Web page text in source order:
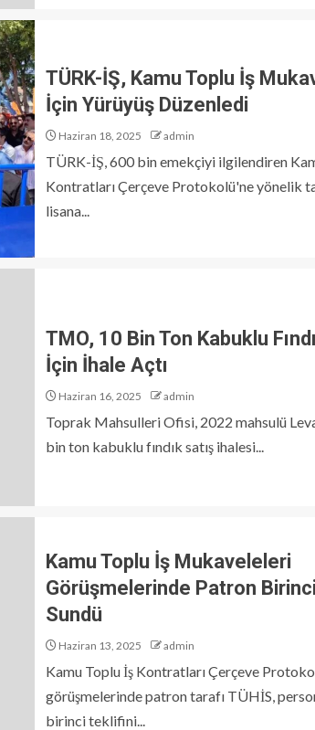
TÜRK-İŞ, Kamu Toplu İş
İçin Yürüyüş Düzenledi
Haziran 18, 2025 admin
TÜRK-İŞ, 600 bin emekçiyi ilgilendiren
Kontratları Çerçeve Protokolü'ne yönelik
lisana...
TMO, 10 Bin Ton Kabuklu
İçin İhale Açtı
Haziran 16, 2025 admin
Toprak Mahsulleri Ofisi, 2022 mahsulü
bin ton kabuklu fındık satış ihalesi...
Kamu Toplu İş Mukaveleleri
Görüşmelerinde Patron
Sundü
Haziran 13, 2025 admin
Kamu Toplu İş Kontratları Çerçeve
görüşmelerinde patron tarafı TÜHİS,
birinci teklifini...